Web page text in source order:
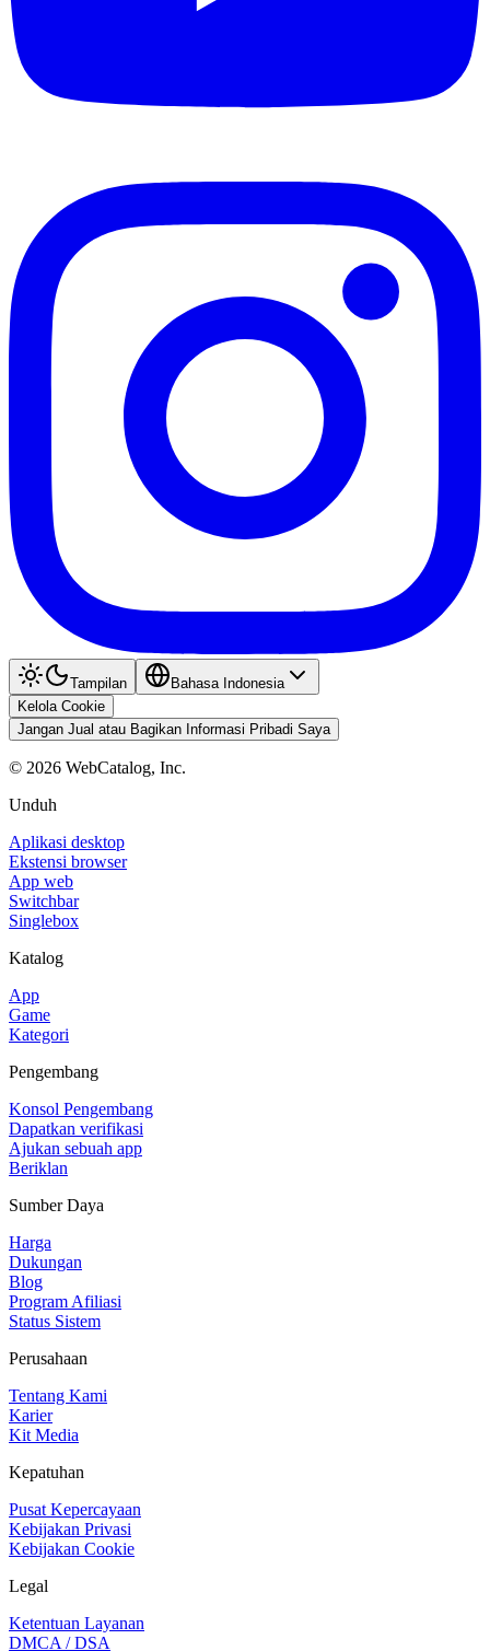
Tampilan
Bahasa Indonesia
Kelola Cookie
Jangan Jual atau Bagikan Informasi Pribadi Saya
© 2026 WebCatalog, Inc.
Unduh
Aplikasi desktop
Ekstensi browser
App web
Switchbar
Singlebox
Katalog
App
Game
Kategori
Pengembang
Konsol Pengembang
Dapatkan verifikasi
Ajukan sebuah app
Beriklan
Sumber Daya
Harga
Dukungan
Blog
Program Afiliasi
Status Sistem
Perusahaan
Tentang Kami
Karier
Kit Media
Kepatuhan
Pusat Kepercayaan
Kebijakan Privasi
Kebijakan Cookie
Legal
Ketentuan Layanan
DMCA / DSA